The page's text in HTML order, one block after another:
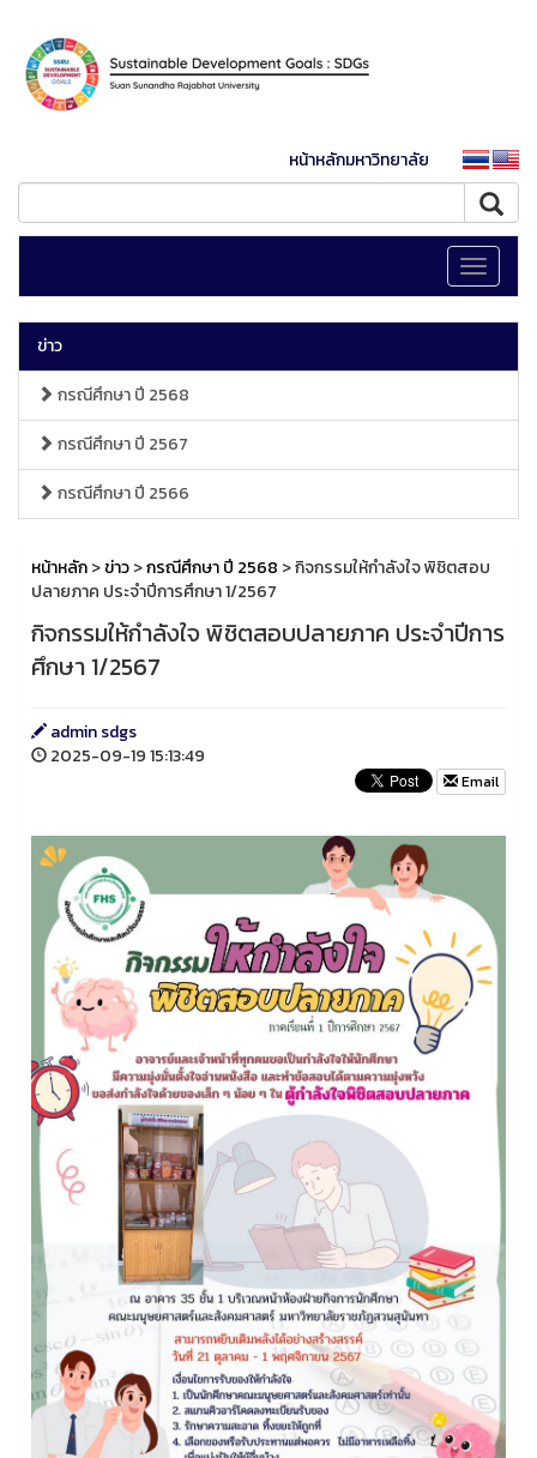
หน้าหลักมหาวิทยาลัย
Toggle
ข่าว
กรณีศึกษา ปี 2568
กรณีศึกษา ปี 2567
กรณีศึกษา ปี 2566
หน้าหลัก>ข่าว>กรณีศึกษา ปี 2568 > กิจกรรมให้กำลังใจ พิชิตสอบ
ปลายภาค ประจำปีการศึกษา 1/2567
กิจกรรมให้กำลังใจ พิชิตสอบปลายภาค ประจำปีการ
ศึกษา 1/2567
admin sdgs
2025-09-19 15:13:49
Email